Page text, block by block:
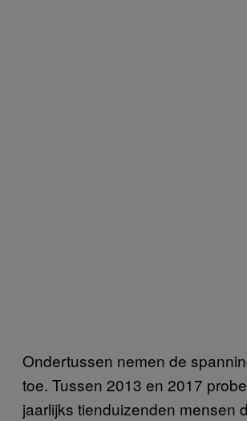
Ondertussen nemen de
toe. Tussen 2013 en 2017
jaarlijks tienduizenden mensen